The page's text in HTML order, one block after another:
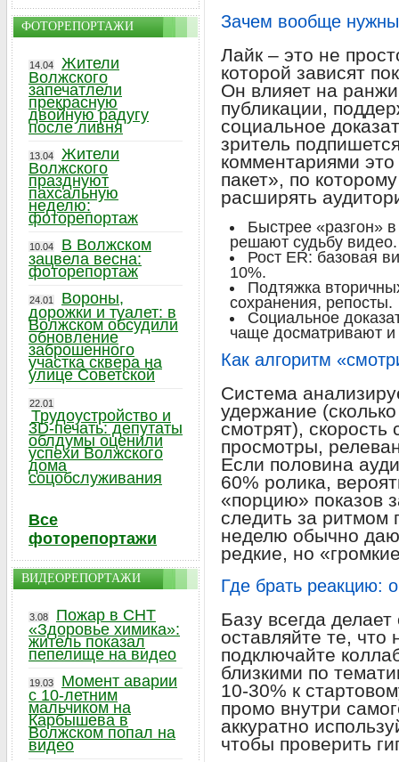
Зачем вообще нужны
Лайк – это не
которой зависят
Он влияет на
публикации,
социальное
зритель
комментариями
пакет», по
расширять
Быстрее «разгон»
решают судьбу видео.
Рост ER: базовая
10%.
Подтяжка
сохранения, репосты.
Социальное
чаще досматривают
Как алгоритм
Система
удержание
смотрят), скорость
просмотры,
Если половина
60% ролика,
«порцию» показов
следить за ритмом
неделю обычно
редкие, но
Где брать реакцию:
Базу всегда
оставляйте те,
подключайте
близкими по
10-30% к
промо внутри
аккуратно
чтобы проверить
ФОТОРЕПОРТАЖИ
14.04
Жители
Волжского
запечатлели
прекрасную
двойную радугу
после ливня
13.04
Жители
Волжского
празднуют
пахсальную
неделю:
фоторепортаж
10.04
В Волжском
зацвела весна:
фоторепортаж
24.01
Вороны,
дорожки и туалет: в
Волжском обсудили
обновление
заброшенного
участка сквера на
улице Советской
22.01
Трудоустройство и
3D-печать: депутаты
облдумы оценили
успехи Волжского
дома
соцобслуживания
Все
фоторепортажи
ВИДЕОРЕПОРТАЖИ
3.08
Пожар в СНТ
«Здоровье химика»:
житель показал
пепелище на видео
19.03
Момент аварии
с 10-летним
мальчиком на
Карбышева в
Волжском попал на
видео